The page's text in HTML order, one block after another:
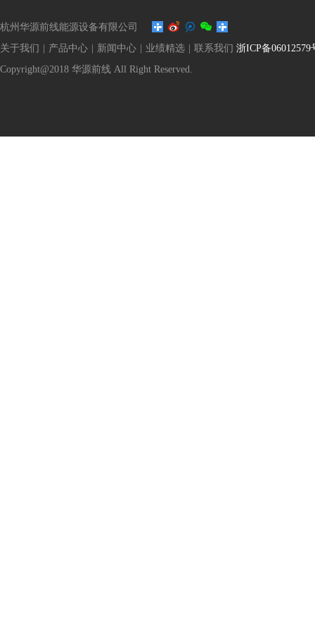
杭州华源前线能源设备有限公司
关于我们
产品中心 新闻中心 业绩精选 联系我们 浙ICP备06012579
Copyright@2018 华源前线 All Right Reserved.